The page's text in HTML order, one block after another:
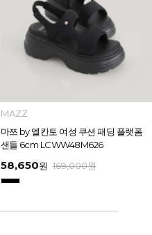
MAZZ
마쯔 by 엘칸토 여성 쿠션 패딩 플랫폼
샌들 6cm LCWW48M626
58,650원 169,000원